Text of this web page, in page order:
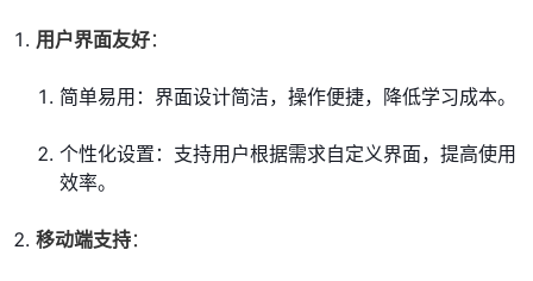
用户界面友好：
简单易用：界面设计简洁，操作便捷，降低学习成本。
个性化设置：支持用户根据需求自定义界面，提高使用
效率。
移动端支持：